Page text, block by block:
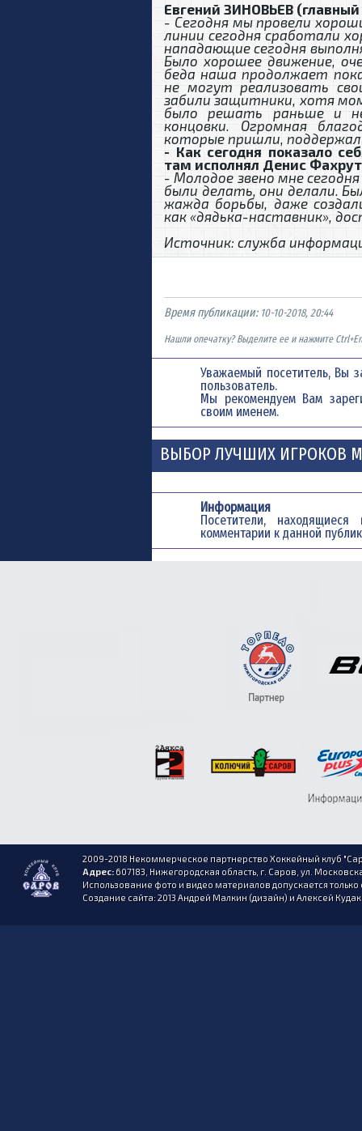
Евгений ЗИНОВЬЕВ
- Сегодня мы провели
линии сегодня сработали
нападающие сегодня
Было хорошее движение,
беда наша продолжает
не могут реализовать
забили защитники, хотя
было решать раньше и
концовки. Огромная
которые пришли,
- Как сегодня показало
там исполнял Денис
- Молодое звено мне
были делать, они делали.
жажда борьбы, даже
как «дядька-наставник»,
Источник: служба
Время публикации: 10-10-2018, 20:44
Нашли опечатку? Выделите ее и нажмите
Уважаемый посетитель, Вы
пользователь.
Мы рекомендуем Вам
своим именем.
ВЫБОР ЛУЧШИХ ИГРОКОВ
Информация
Посетители,
комментарии к данной
2009-2018 Некоммерческое партнерство Хоккейный клуб
Адрес:607183, Нижегородская область, г. Саров, ул.
Использование фото и видео материалов допускается
Создание сайта: 2013 Андрей Малкин (дизайн) и Алексей